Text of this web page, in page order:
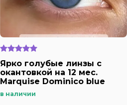
Ярко голубые линзы c
окантовкой на 12 мес.
Marquise Dominico blue
в наличии